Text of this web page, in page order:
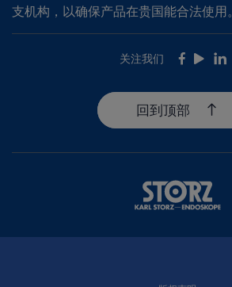
支机构，以确保产品在贵国能合法使用。
关注我们 Facebook
Youtube
回到顶部